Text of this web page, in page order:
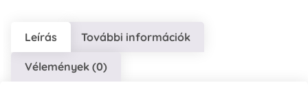
Leírás További információk
Vélemények (0)